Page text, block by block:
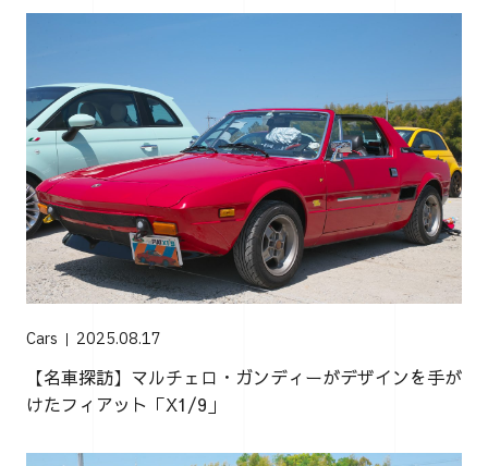
Cars 2025.08.17
【名車探訪】マルチェロ・ガンディーがデザインを手が
けたフィアット「X1/9」